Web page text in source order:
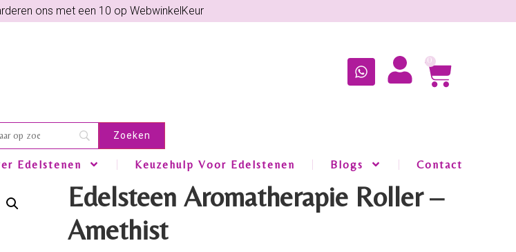
ons met een 10 op WebwinkelKeur
0
Edelstenen Keuzehulp Voor Edelstenen Blogs Contact
Edelsteen Aromatherapie Roller –
Amethist